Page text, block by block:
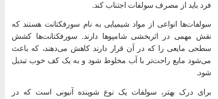
باید از مصرف سولفات اجتناب کند.
انواعی از مواد شیمیایی به نام سورفکتانت هستند که
مهمی در اثربخشی شامپوها دارند. سورفکتانت‌ها کشش
مایعی را که در آن قرار دارند کاهش می‌دهند، که باعث
مایع راحت‌تر با آب مخلوط شود و به یک کف خوب تبدیل
درک بهتر، سولفات یک نوع شوینده آنیونی است که در